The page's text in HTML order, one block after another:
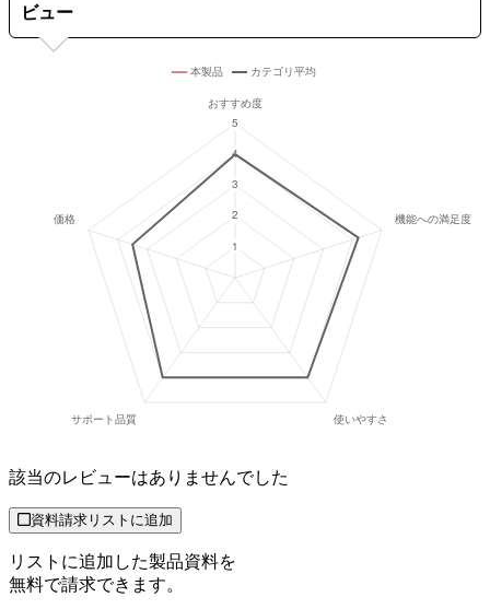
ビュー
該当のレビューはありませんでした
資料請求リストに追加
リストに追加した製品資料を
無料で請求できます。